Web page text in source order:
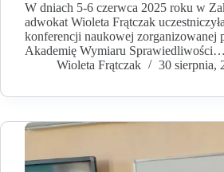
W dniach 5-6 czerwca 2025 roku w
adwokat Wioleta Frątczak
konferencji naukowej zorganizowanej
Akademię Wymiaru Sprawiedliwości…
Wioleta Frątczak
30 sierpnia,